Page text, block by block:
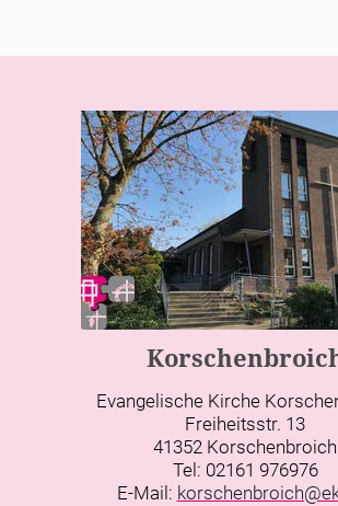
Evangelische Kirche
Freiheitsstr. 13
41352 Korschenbroich
Tel: 02161 976976
E-Mail: